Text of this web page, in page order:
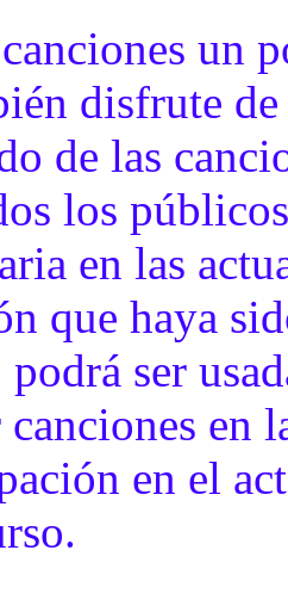
un
disfrute de
de las
los
en las
que haya
ser
en
en el